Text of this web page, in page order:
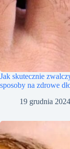
Jak skutecznie
sposoby na zdrowe
19 grudnia 2024